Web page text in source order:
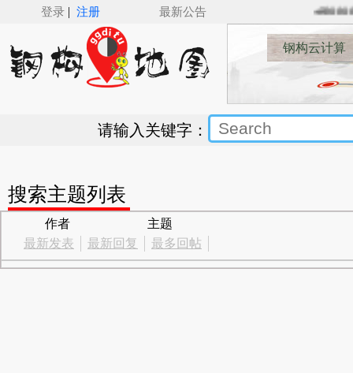
登录 | 注册 最新公告
钢构云计算
请输入关键字：
搜索主题列表
作者
主题
最新发表
最新回复 最多回帖